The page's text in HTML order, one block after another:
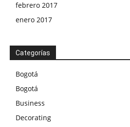
febrero 2017
enero 2017
Categorías
Bogotá
Bogotá
Business
Decorating